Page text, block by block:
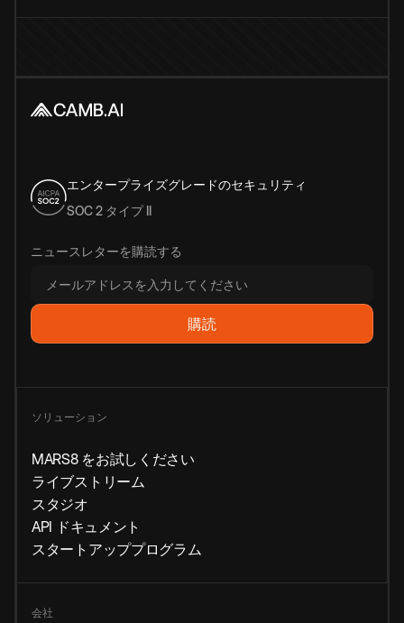
エンタープライズグレードのセキュリティ
SOC 2 タイプ II
ニュースレターを購読する
ソリューション
MARS8 をお試しください
ライブストリーム
スタジオ
API ドキュメント
スタートアッププログラム
会社